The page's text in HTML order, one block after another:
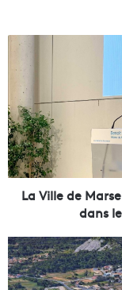
L
l
l
e
d
e
s
e
i
La Ville de
dans
A
G
a